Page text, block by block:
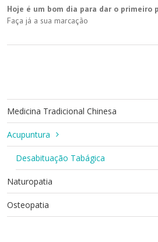
Hoje é um bom dia para dar o primeiro
Faça já a sua marcação
Medicina Tradicional Chinesa
Acupuntura
Desabituação Tabágica
Naturopatia
Osteopatia